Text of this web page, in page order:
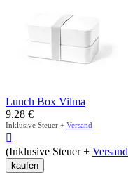
Lunch Box Vilma
9.28 €
Inklusive Steuer + Versand

(Inklusive Steuer + Versand
kaufen